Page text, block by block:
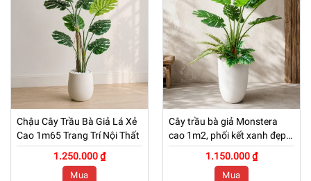
Chậu Cây Trầu Bà Giả Lá Xẻ
Cao 1m65 Trang Trí Nội Thất
1.250.000 ₫
Mua
Cây trầu bà giả Monstera
cao 1m2, phối kết xanh đẹp
tự nhiên
1.150.000 ₫
Mua